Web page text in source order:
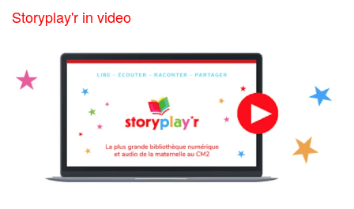
Dyslexia and reading disorders
Storyplay'r in video